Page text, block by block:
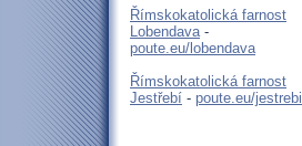
Římskokatolická farnost
Lobendava-
poute.eu/lobendava
Římskokatolická farnost
Jestřebí - poute.eu/jestrebi